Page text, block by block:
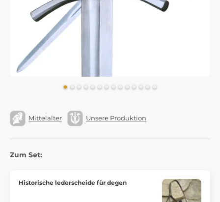
Mittelalter Unsere Produktion
Zum Set:
Historische lederscheide für degen